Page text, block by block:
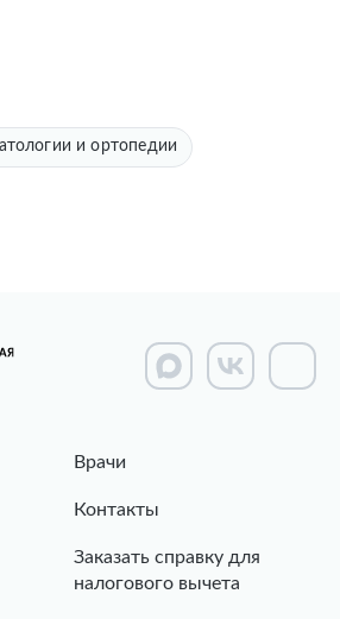
и ортопедии
Врачи
Контакты
Заказать справку для
налогового вычета